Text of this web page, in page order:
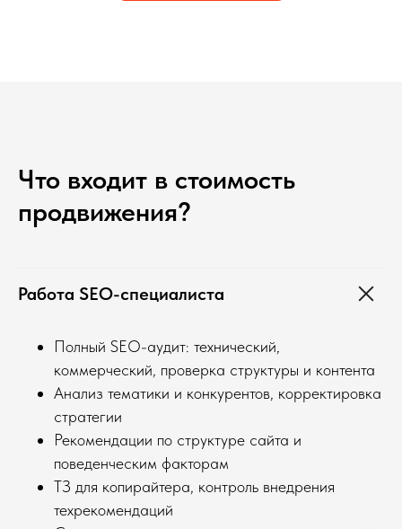
Что входит в стоимость
продвижения?
Работа SEO-специалиста
Полный SEO-аудит: технический,
коммерческий, проверка структуры и контента
Анализ тематики и конкурентов, корректировка
стратегии
Рекомендации по структуре сайта и
поведенческим факторам
ТЗ для копирайтера, контроль внедрения
техрекомендаций